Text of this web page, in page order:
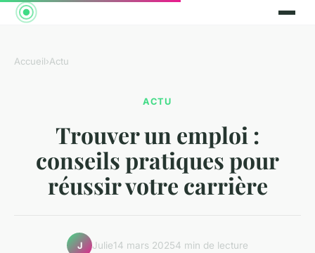
Accueil›Actu
ACTU
Trouver un emploi :
conseils pratiques pour
réussir votre carrière
J Julie14 mars 20254 min de lecture